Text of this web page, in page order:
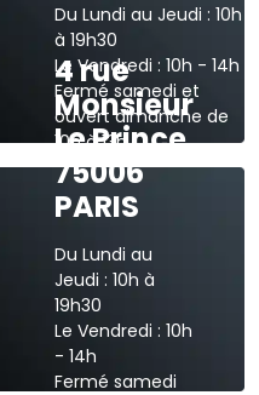
Du Lundi au Jeudi : 10h
à 19h30
Le Vendredi : 10h - 14h
Fermé samedi et
ouvert dimanche de
10h à 13h
Voir sur la carte
4 rue
Monsieur
Le Prince
75006
PARIS
Du Lundi au
Jeudi : 10h à
19h30
Le Vendredi : 10h
- 14h
Fermé samedi